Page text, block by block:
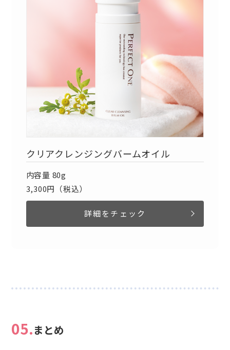
クリアクレンジングバームオイル
内容量 80g
3,300円（税込）
詳細をチェック
05.まとめ